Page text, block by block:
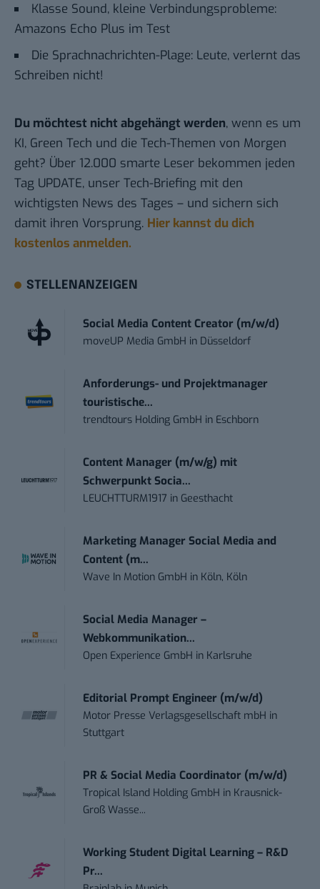
Klasse Sound, kleine Verbindungsprobleme:
Amazons Echo Plus im Test
Die Sprachnachrichten-Plage: Leute, verlernt das
Schreiben nicht!
Du möchtest nicht abgehängt werden, wenn es um
KI, Green Tech und die Tech-Themen von Morgen
geht? Über 12.000 smarte Leser bekommen jeden
Tag UPDATE, unser Tech-Briefing mit den
wichtigsten News des Tages – und sichern sich
damit ihren Vorsprung. Hier kannst du dich
kostenlos anmelden.
STELLENANZEIGEN
Social Media Content Creator (m/w/d)
moveUP Media GmbH in Düsseldorf
Anforderungs- und Projektmanager
touristische...
trendtours Holding GmbH in Eschborn
Content Manager (m/w/g) mit
Schwerpunkt Socia...
LEUCHTTURM1917 in Geesthacht
Marketing Manager Social Media and
Content (m...
Wave In Motion GmbH in Köln, Köln
Social Media Manager –
Webkommunikation...
Open Experience GmbH in Karlsruhe
Editorial Prompt Engineer (m/w/d)
Motor Presse Verlagsgesellschaft mbH in
Stuttgart
PR & Social Media Coordinator (m/w/d)
Tropical Island Holding GmbH in Krausnick-
Groß Wasse...
Working Student Digital Learning – R&D
Pr...